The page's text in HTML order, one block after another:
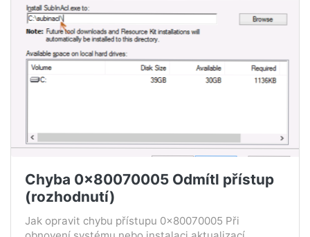
Chyba 0x80070005 Odmítl přístup
(rozhodnutí)
Jak opravit chybu přístupu 0x80070005 Při